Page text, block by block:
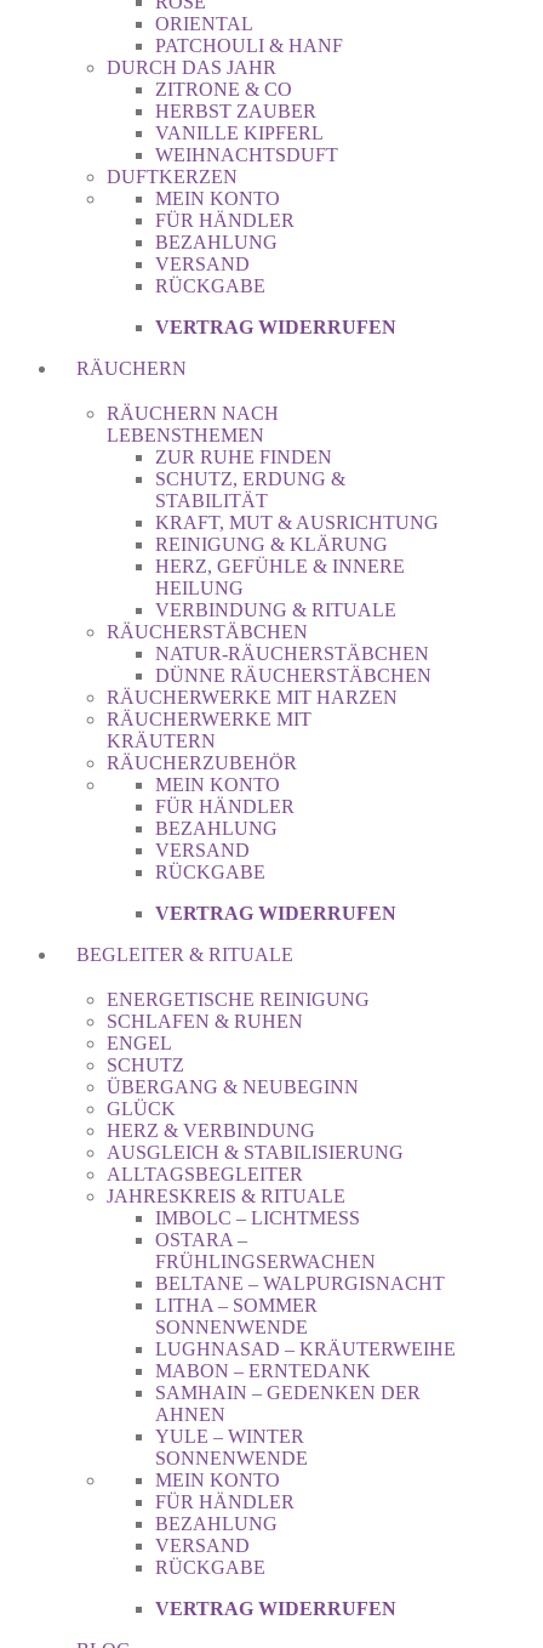
ORIENTAL
PATCHOULI & HANF
DURCH DAS JAHR
ZITRONE & CO
HERBST ZAUBER
VANILLE KIPFERL
WEIHNACHTSDUFT
DUFTKERZEN
MEIN KONTO
FÜR HÄNDLER
BEZAHLUNG
VERSAND
RÜCKGABE
VERTRAG WIDERRUFEN
RÄUCHERN
RÄUCHERN NACH
LEBENSTHEMEN
ZUR RUHE FINDEN
SCHUTZ, ERDUNG &
STABILITÄT
KRAFT, MUT & AUSRICHTUNG
REINIGUNG & KLÄRUNG
HERZ, GEFÜHLE & INNERE
HEILUNG
VERBINDUNG & RITUALE
RÄUCHERSTÄBCHEN
NATUR-RÄUCHERSTÄBCHEN
DÜNNE RÄUCHERSTÄBCHEN
RÄUCHERWERKE MIT HARZEN
RÄUCHERWERKE MIT
KRÄUTERN
RÄUCHERZUBEHÖR
MEIN KONTO
FÜR HÄNDLER
BEZAHLUNG
VERSAND
RÜCKGABE
VERTRAG WIDERRUFEN
BEGLEITER & RITUALE
ENERGETISCHE REINIGUNG
SCHLAFEN & RUHEN
ENGEL
SCHUTZ
ÜBERGANG & NEUBEGINN
GLÜCK
HERZ & VERBINDUNG
AUSGLEICH & STABILISIERUNG
ALLTAGSBEGLEITER
JAHRESKREIS & RITUALE
IMBOLC – LICHTMESS
OSTARA –
FRÜHLINGSERWACHEN
BELTANE – WALPURGISNACHT
LITHA – SOMMER
SONNENWENDE
LUGHNASAD – KRÄUTERWEIHE
MABON – ERNTEDANK
SAMHAIN – GEDENKEN DER
AHNEN
YULE – WINTER
SONNENWENDE
MEIN KONTO
FÜR HÄNDLER
BEZAHLUNG
VERSAND
RÜCKGABE
VERTRAG WIDERRUFEN